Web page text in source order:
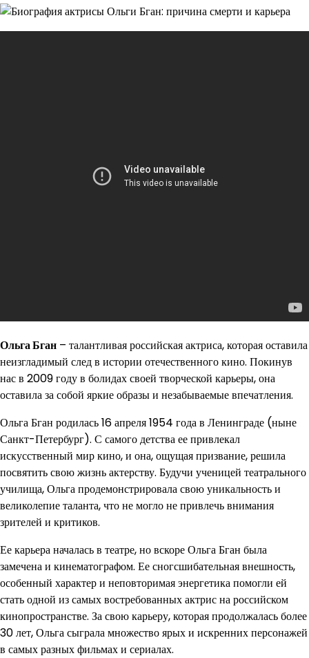
Ольга Бган – талантливая российская актриса, которая оставила
неизгладимый след в истории отечественного кино. Покинув
нас в 2009 году в болидах своей творческой карьеры, она
оставила за собой яркие образы и незабываемые впечатления.
Ольга Бган родилась 16 апреля 1954 года в Ленинграде (ныне
Санкт-Петербург). С самого детства ее привлекал
искусственный мир кино, и она, ощущая призвание, решила
посвятить свою жизнь актерству. Будучи ученицей театрального
училища, Ольга продемонстрировала свою уникальность и
великолепие таланта, что не могло не привлечь внимания
зрителей и критиков.
Ее карьера началась в театре, но вскоре Ольга Бган была
замечена и кинематографом. Ее сногсшибательная внешность,
особенный характер и неповторимая энергетика помогли ей
стать одной из самых востребованных актрис на российском
кинопространстве. За свою карьеру, которая продолжалась более
30 лет, Ольга сыграла множество ярых и искренних персонажей
в самых разных фильмах и сериалах.